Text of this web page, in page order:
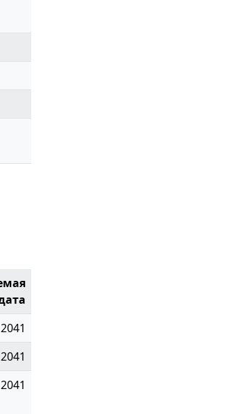
2041
2041
2041